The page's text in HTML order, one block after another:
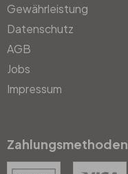
Gewährleistung
Datenschutz
AGB
Jobs
Impressum
Zahlungsmethoden